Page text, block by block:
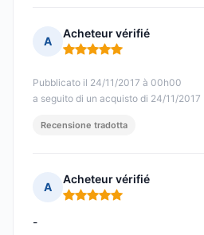
A
Acheteur vérifié
Nota: 5 su 5
Pubblicato il 24/11/2017 à 00h00
a seguito di un acquisto di 24/11/2017
Recensione tradotta
A
Acheteur vérifié
Nota: 5 su 5
-